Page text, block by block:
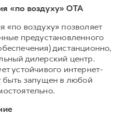
«по воздуху» OTA
«по воздуху» позволяет
предустановленного
дистанционно,
дилерский центр.
устойчивого интернет-
быть запущен в любой